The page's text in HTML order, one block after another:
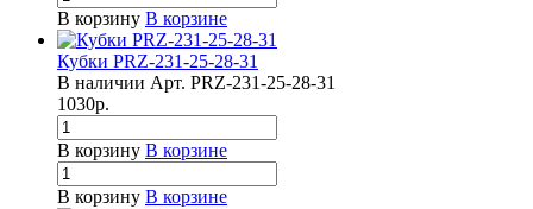
В корзину В корзине
Кубки PRZ-231-25-28-31
В наличии Арт. PRZ-231-25-28-31
1030р.
В корзину В корзине
В корзину В корзине